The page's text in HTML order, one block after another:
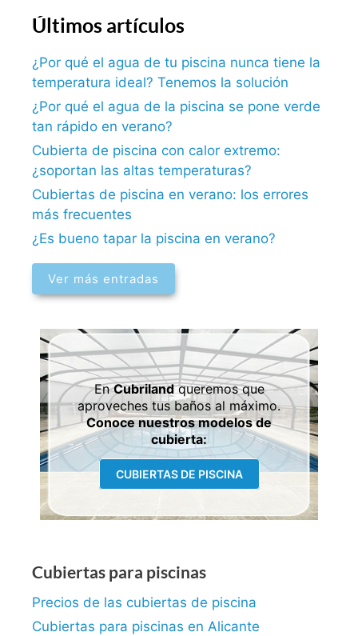
Últimos artículos
¿Por qué el agua de tu piscina nunca tiene la
temperatura ideal? Tenemos la solución
¿Por qué el agua de la piscina se pone verde
tan rápido en verano?
Cubierta de piscina con calor extremo:
¿soportan las altas temperaturas?
Cubiertas de piscina en verano: los errores
más frecuentes
¿Es bueno tapar la piscina en verano?
Ver más entradas
EnCubrilandqueremos que
aproveches tus baños al máximo.
Conoce nuestros modelos de
cubierta:
CUBIERTAS DE PISCINA
Cubiertas para piscinas
Precios de las cubiertas de piscina
Cubiertas para piscinas en Alicante